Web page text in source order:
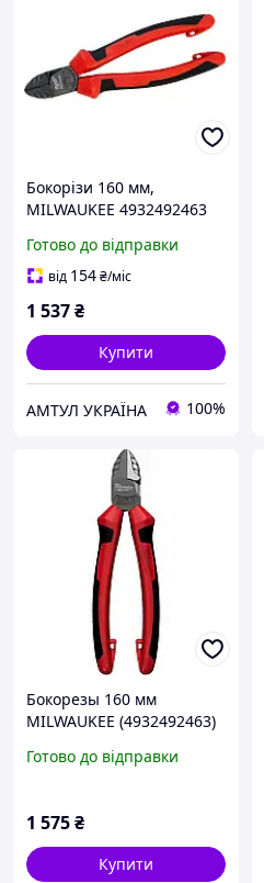
Бокорізи 160 мм,
MILWAUKEE 4932492463
Готово до відправки
від 154₴/міс
1 537₴
Купити
АМТУЛ УКРАЇНА 100%
Бокорезы 160 мм
MILWAUKEE (4932492463)
Готово до відправки
1 575₴
Купити